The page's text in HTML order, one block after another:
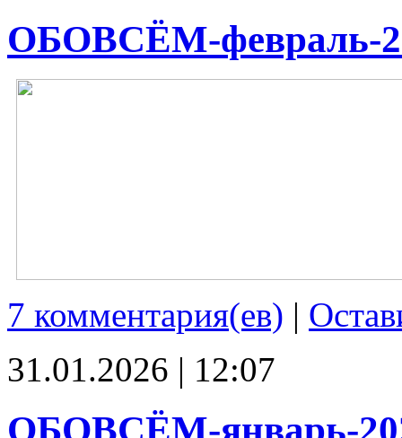
ОБОВСЁМ-февраль-
7 комментария(ев) |
31.01.2026 | 12:07
ОБОВСЁМ-январь-